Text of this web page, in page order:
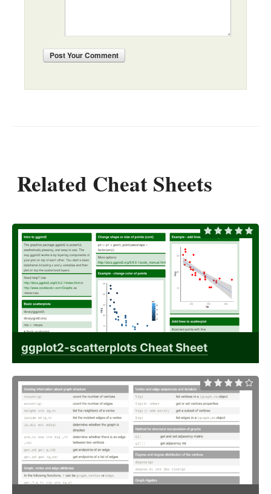
PostYour Comment
Related Cheat Sheets
ggplot2-scatterplots Cheat Sheet